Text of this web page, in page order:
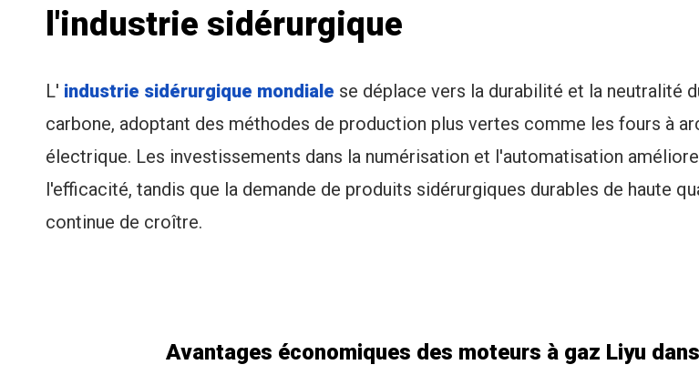
l'industrie sidérurgique
L' industrie sidérurgique mondiale se déplace vers la durabilité et la neutralité
carbone, adoptant des méthodes de production plus vertes comme les fours à
électrique. Les investissements dans la numérisation et l'automatisation
l'efficacité, tandis que la demande de produits sidérurgiques durables de haute
continue de croître.
Avantages économiques des moteurs à gaz Liyu